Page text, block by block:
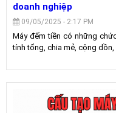
doanh nghiệp
09/05/2025 - 2:17 PM
Máy đếm tiền có những
tính tổng, chia mẻ, cộng dồn,